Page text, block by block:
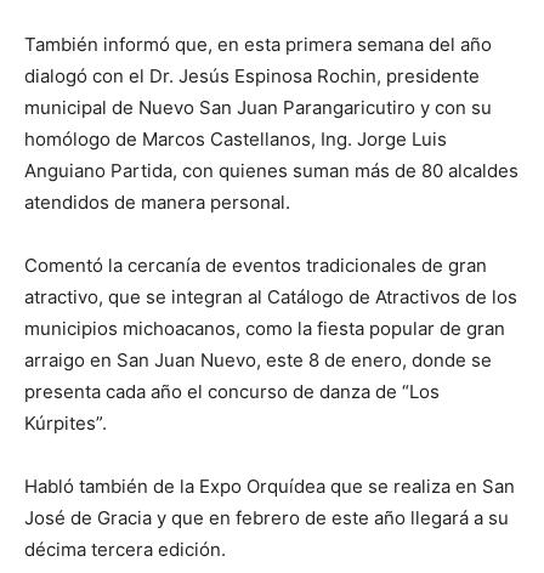
También informó que, en esta primera semana del año
dialogó con el Dr. Jesús Espinosa Rochin, presidente
municipal de Nuevo San Juan Parangaricutiro y con su
homólogo de Marcos Castellanos, Ing. Jorge Luis
Anguiano Partida, con quienes suman más de 80 alcaldes
atendidos de manera personal.
Comentó la cercanía de eventos tradicionales de gran
atractivo, que se integran al Catálogo de Atractivos de los
municipios michoacanos, como la fiesta popular de gran
arraigo en San Juan Nuevo, este 8 de enero, donde se
presenta cada año el concurso de danza de “Los
Kúrpites”.
Habló también de la Expo Orquídea que se realiza en San
José de Gracia y que en febrero de este año llegará a su
décima tercera edición.